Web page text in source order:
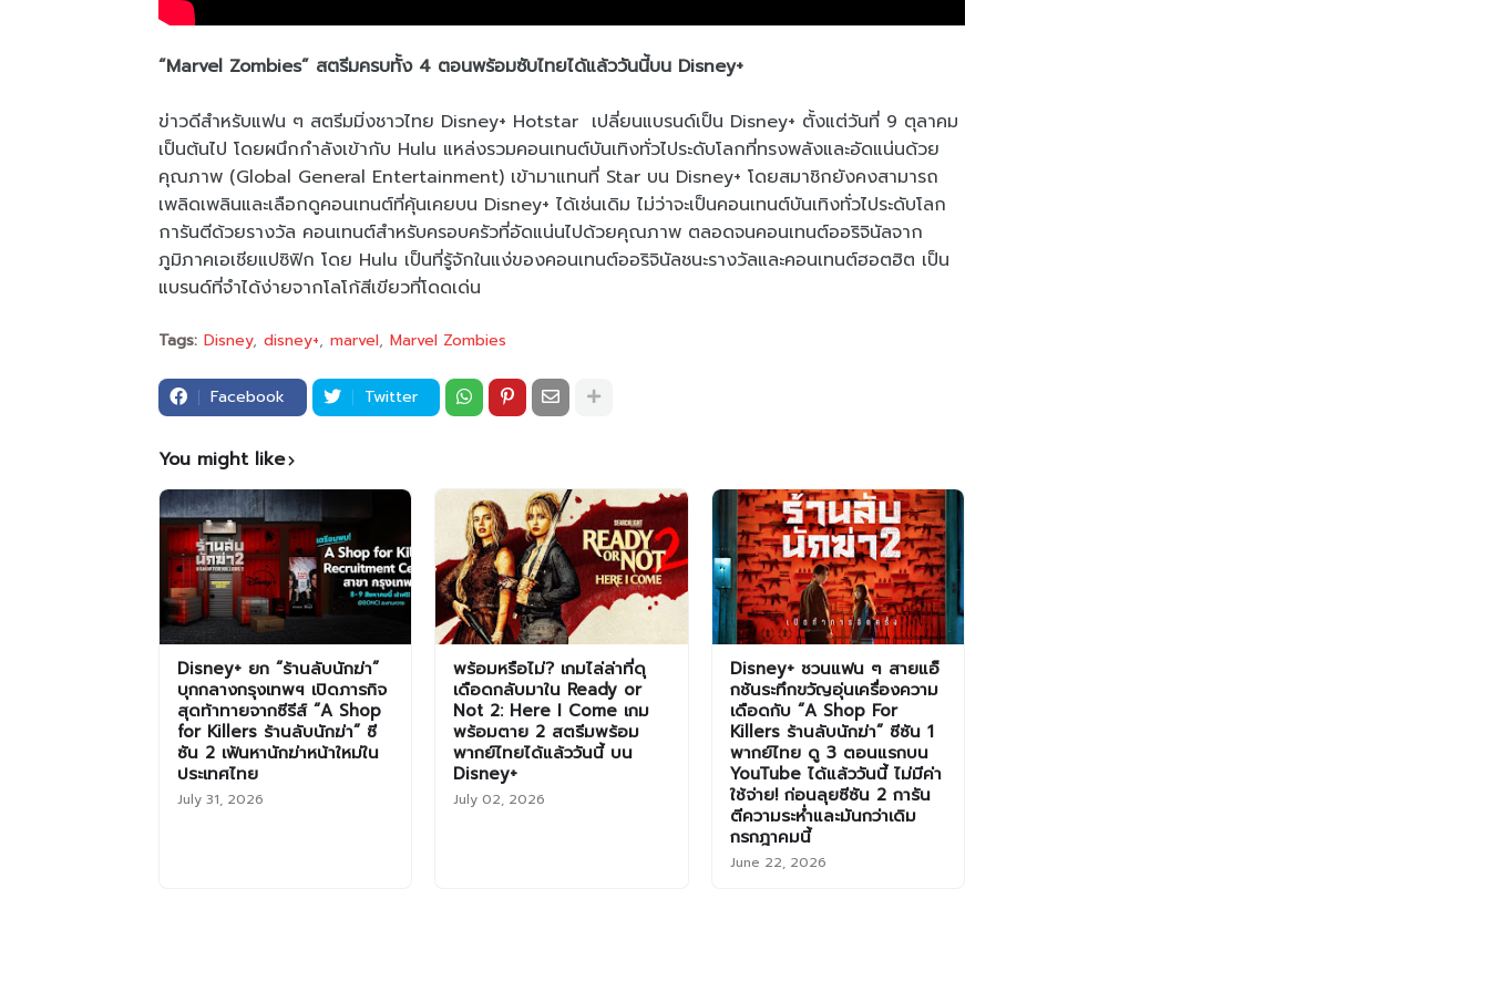
“Marvel Zombies” สตรีมครบทั้ง 4 ตอนพร้อมซับไทยได้แล้ววันนี้บน Disney+
ข่าวดีสำหรับแฟน ๆ สตรีมมิ่งชาวไทย Disney+ Hotstar เปลี่ยนแบรนด์เป็น Disney+ ตั้งแต่วันที่ 9 ตุลาคม
เป็นต้นไป โดยผนึกกำลังเข้ากับ Hulu แหล่งรวมคอนเทนต์บันเทิงทั่วไประดับโลกที่ทรงพลังและอัดแน่นด้วย
คุณภาพ (Global General Entertainment) เข้ามาแทนที่ Star บน Disney+ โดยสมาชิกยังคงสามารถ
เพลิดเพลินและเลือกดูคอนเทนต์ที่คุ้นเคยบน Disney+ ได้เช่นเดิม ไม่ว่าจะเป็นคอนเทนต์บันเทิงทั่วไประดับโลก
การันตีด้วยรางวัล คอนเทนต์สำหรับครอบครัวที่อัดแน่นไปด้วยคุณภาพ ตลอดจนคอนเทนต์ออริจินัลจาก
ภูมิภาคเอเชียแปซิฟิก โดย Hulu เป็นที่รู้จักในแง่ของคอนเทนต์ออริจินัลชนะรางวัลและคอนเทนต์ฮอตฮิต เป็น
แบรนด์ที่จำได้ง่ายจากโลโก้สีเขียวที่โดดเด่น
Tags: Disney disney+ marvel Marvel Zombies
Facebook Twitter
You might like
Disney+ ยก “ร้านลับนักฆ่า”
บุกกลางกรุงเทพฯ เปิดภารกิจ
สุดท้าทายจากซีรีส์ “A Shop
for Killers ร้านลับนักฆ่า” ซี
ซัน 2 เฟ้นหานักฆ่าหน้าใหม่ใน
ประเทศไทย
July 31, 2026
พร้อมหรือไม่? เกมไล่ล่าที่ดุ
เดือดกลับมาใน Ready or
Not 2: Here I Come เกม
พร้อมตาย 2 สตรีมพร้อม
พากย์ไทยได้แล้ววันนี้ บน
Disney+
July 02, 2026
Disney+ ชวนแฟน ๆ สายแอ็
กชันระทึกขวัญอุ่นเครื่องความ
เดือดกับ “A Shop For
Killers ร้านลับนักฆ่า” ซีซัน 1
พากย์ไทย ดู 3 ตอนแรกบน
YouTube ได้แล้ววันนี้ ไม่มีค่า
ใช้จ่าย! ก่อนลุยซีซัน 2 การัน
ตีความระห่ำและมันกว่าเดิม
กรกฎาคมนี้
June 22, 2026